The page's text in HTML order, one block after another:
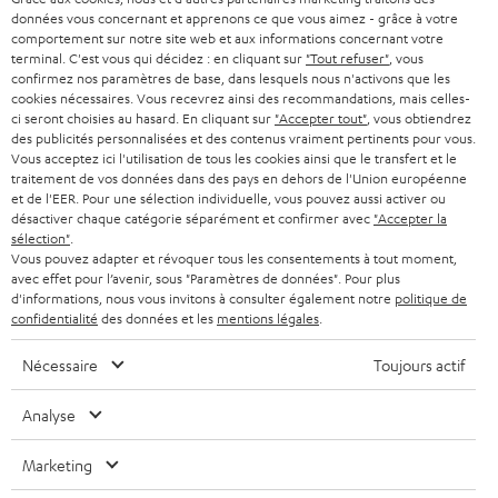
e
w
s
l
e
t
t
e
r
SMART HOME
BLUETOOTH
CASQUES AUDIO
CASQUES BLUETOOTH AUDIO
SYSTEMES COMPLETS
ENCEINTES
ULTIMA
ÉCOUTEURS INTRA-AURICULAIRES
FANSHOP
NOUVEAUTÉS
PRESSE
B2B
NEWSLETTER
MAGASINS
AVANTAGES D’ACHAT
L’HISTOIRE DE TEUFEL
AUTRICHE
SUISSE
PAYS-BAS
BELGIQUE
FRANCE
POLOGNE
ITALIE
Sous réserve de modifications techniques, de fautes de frappe et d’autres
erreurs. Les accessoires figurant sur l’image ne font pas partie du contenu de
données vous concernant et apprenons ce que vous aimez - grâce à votre
comportement sur notre site web et aux informations concernant votre
terminal. C'est vous qui décidez : en cliquant sur "Tout refuser" , vous
confirmez nos paramètres de base, dans lesquels nous n'activons que les
cookies nécessaires. Vous recevrez ainsi des recommandations, mais celles-
ci seront choisies au hasard. En cliquant sur "Accepter tout" , vous obtiendrez
des publicités personnalisées et des contenus vraiment pertinents pour vous.
Vous acceptez ici l'utilisation de tous les cookies ainsi que le transfert et le
traitement de vos données dans des pays en dehors de l'Union européenne
et de l'EER. Pour une sélection individuelle, vous pouvez aussi activer ou
désactiver chaque catégorie séparément et confirmer avec "Accepter la
sélection"
Vous pouvez adapter et révoquer tous les consentements à tout moment,
avec effet pour l’avenir, sous "Paramètres de données". Pour plus
d'informations, nous vous invitons à consulter également notre politique de
confidentialité des données et les mentions légales
Nécessaire Toujours actif
Analyse
Marketing